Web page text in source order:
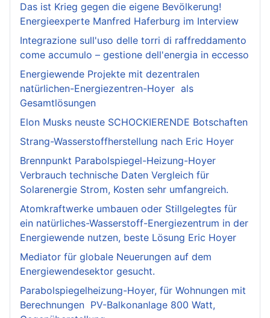
Das ist Krieg gegen die eigene Bevölkerung!
Energieexperte Manfred Haferburg im Interview
Integrazione sull'uso delle torri di raffreddamento
come accumulo – gestione dell'energia in eccesso
Energiewende Projekte mit dezentralen
natürlichen-Energiezentren-Hoyer als
Gesamtlösungen
Elon Musks neuste SCHOCKIERENDE Botschaften
Strang-Wasserstoffherstellung nach Eric Hoyer
Brennpunkt Parabolspiegel-Heizung-Hoyer
Verbrauch technische Daten Vergleich für
Solarenergie Strom, Kosten sehr umfangreich.
Atomkraftwerke umbauen oder Stillgelegtes für
ein natürliches-Wasserstoff-Energiezentrum in der
Energiewende nutzen, beste Lösung Eric Hoyer
Mediator für globale Neuerungen auf dem
Energiewendesektor gesucht.
Parabolspiegelheizung-Hoyer, für Wohnungen mit
Berechnungen PV-Balkonanlage 800 Watt,